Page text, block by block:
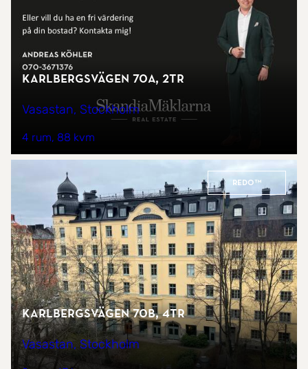
Karlbergsvägen 70A, 2tr
Vasastan, Stockholm
4 rum 88 kvm
REDO™
Karlbergsvägen 70B, 4tr
Vasastan, Stockholm